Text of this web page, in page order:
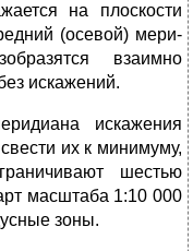
на плоскости
(осевой) мери­
взаимно
искажений.
искажения
их к минимуму,
шестью
масштаба 1:10 000
зоны.